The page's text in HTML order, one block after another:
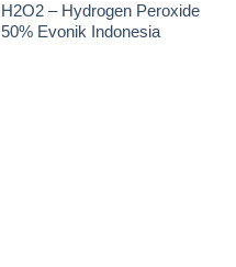
H2O2 – Hydrogen Peroxide
50% Evonik Indonesia